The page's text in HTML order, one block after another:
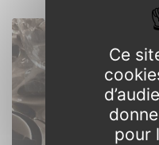
NOVEMBRE
Ce
pour